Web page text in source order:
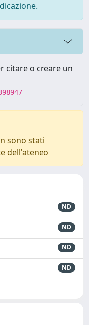
citare o creare un
sono stati
dell'ateneo
ND
ND
ND
ND